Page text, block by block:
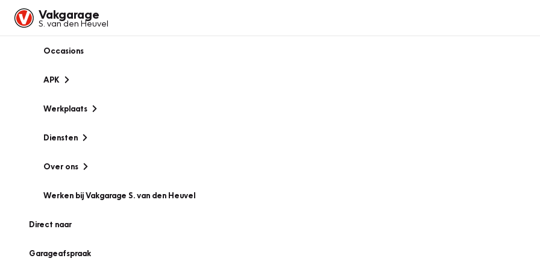
Vakgarage
S. van den Heuvel
Occasions
APK
Werkplaats
Diensten
Over ons
Werken bij Vakgarage S. van den Heuvel
Direct naar
Garageafspraak